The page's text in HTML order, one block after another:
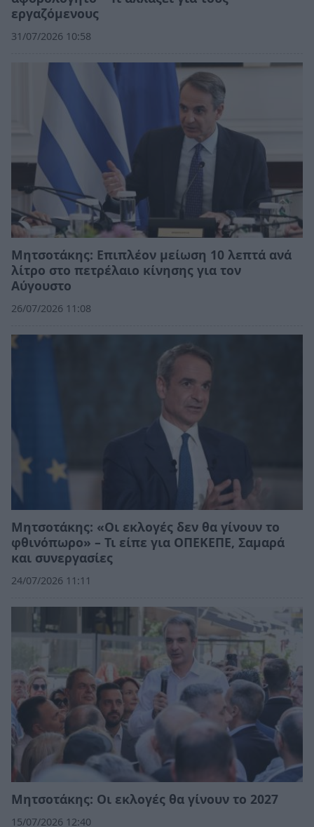
εργαζόμενους
31/07/2026 10:58
Μητσοτάκης: Επιπλέον μείωση 10 λεπτά ανά
λίτρο στο πετρέλαιο κίνησης για τον
Αύγουστο
26/07/2026 11:08
Μητσοτάκης: «Οι εκλογές δεν θα γίνουν το
φθινόπωρο» – Τι είπε για ΟΠΕΚΕΠΕ, Σαμαρά
και συνεργασίες
24/07/2026 11:11
Μητσοτάκης: Οι εκλογές θα γίνουν το 2027
15/07/2026 12:40